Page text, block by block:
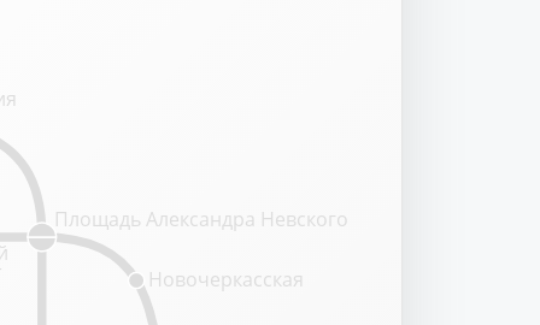
Площадь Александра Невского
Новочеркасская